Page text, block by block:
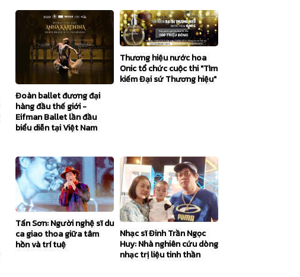
Đoàn ballet đương đại
hàng đầu thế giới -
Eifman Ballet lần đầu
biểu diễn tại Việt Nam
Thương hiệu nước hoa
Onic tổ chức cuộc thi "Tìm
kiếm Đại sứ Thương hiệu"
Tấn Sơn: Người nghệ sĩ du
ca giao thoa giữa tâm
hồn và trí tuệ
Nhạc sĩ Đinh Trần Ngọc
Huy: Nhà nghiên cứu dòng
nhạc trị liệu tinh thần